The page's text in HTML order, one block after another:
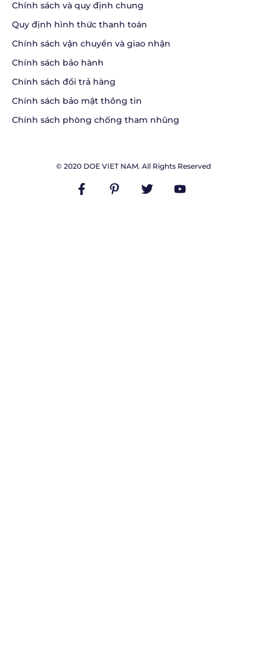
Chính sách và quy định chung
Quy định hình thức thanh toán
Chính sách vận chuyển và giao nhận
Chính sách bảo hành
Chính sách đổi trả hàng
Chính sách bảo mật thông tin
Chính sách phòng chống tham nhũng
© 2020 DOE VIET NAM. All Rights Reserved